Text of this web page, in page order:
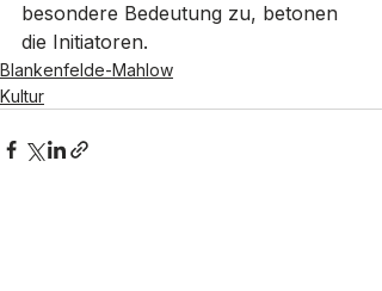
besondere Bedeutung zu, betonen
die Initiatoren.
Blankenfelde-Mahlow
Kultur